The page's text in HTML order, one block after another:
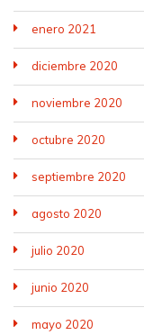
enero 2021
diciembre 2020
noviembre 2020
octubre 2020
septiembre 2020
agosto 2020
julio 2020
junio 2020
mayo 2020